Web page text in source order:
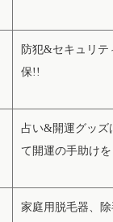
防犯&セキュリテ
保!!
占い&開運グッズ
て開運の手助け
家庭用脱毛器、